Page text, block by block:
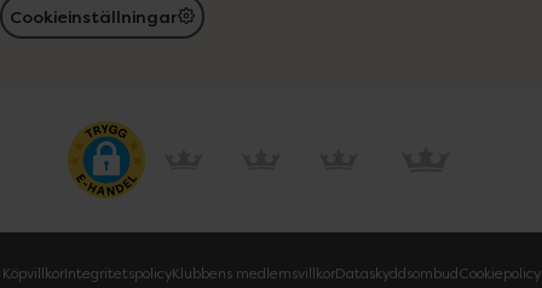
Cookieinställningar
KöpvillkorIntegritetspolicyKlubbens medlemsvillkorDataskyddsombudCookiepolicy